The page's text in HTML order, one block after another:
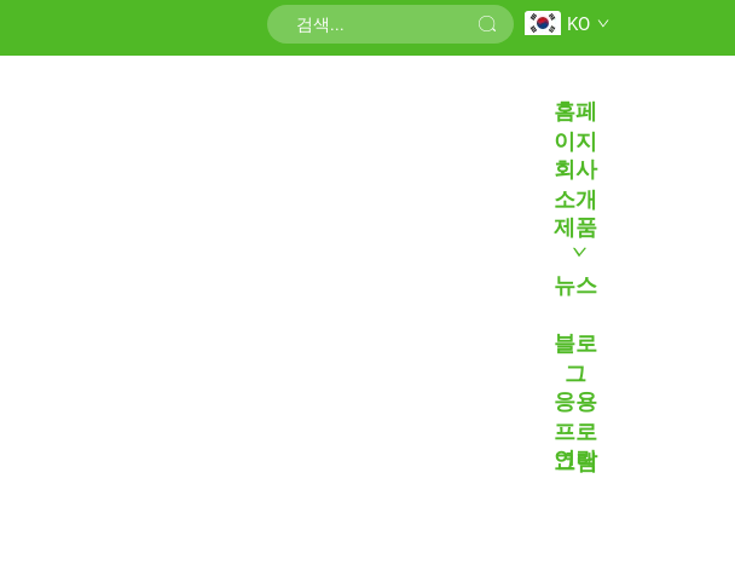
KO
홈페
이지
회사
소개
제품
뉴스
블로
그
응용
프로
그램
연락